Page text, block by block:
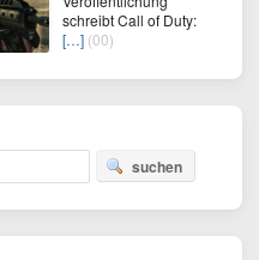
schreibt Call of Duty:
[…] (00)
suchen